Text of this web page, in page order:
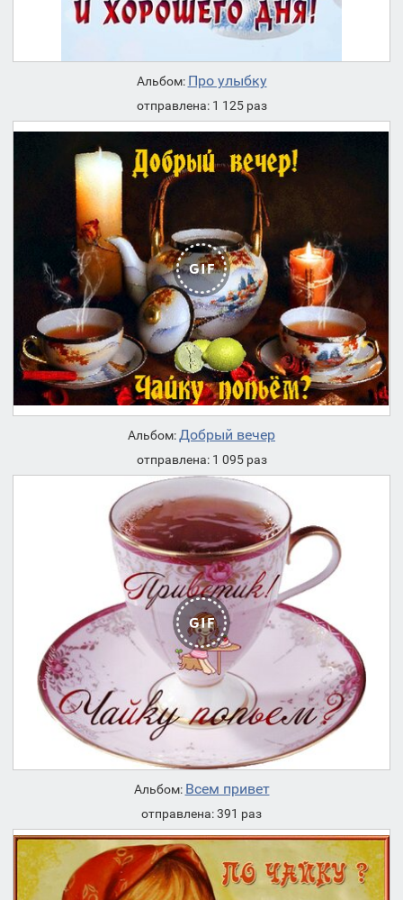
Альбом: Про улыбку
отправлена: 1 125 раз
Альбом:Добрый вечер
отправлена: 1 095 раз
Альбом: Всем привет
отправлена: 391 раз